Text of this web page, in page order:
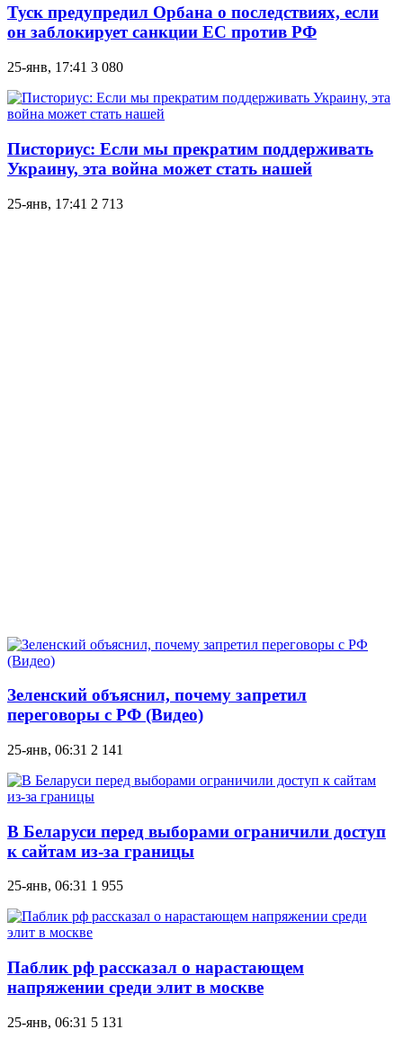
Туск предупредил Орбана о последствиях, если
он заблокирует санкции ЕС против РФ
25-янв, 17:41 3 080
Писториус: Если мы прекратим поддерживать
Украину, эта война может стать нашей
25-янв, 17:41 2 713
Зеленский объяснил, почему запретил
переговоры с РФ (Видео)
25-янв, 06:31 2 141
В Беларуси перед выборами ограничили доступ
к сайтам из-за границы
25-янв, 06:31 1 955
Паблик рф рассказал о нарастающем
напряжении среди элит в москве
25-янв, 06:31 5 131